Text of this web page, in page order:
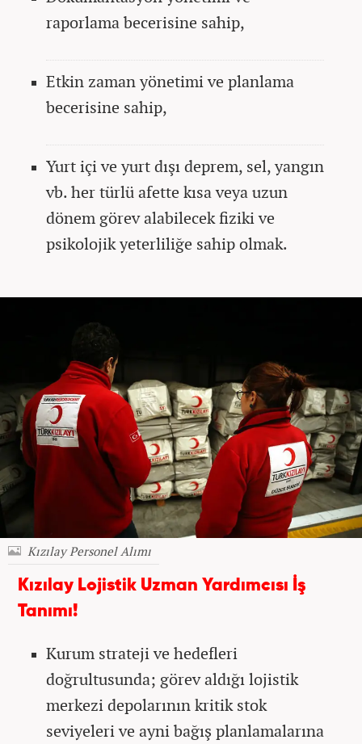
raporlama becerisine sahip,
Etkin zaman yönetimi ve planlama
becerisine sahip,
Yurt içi ve yurt dışı deprem, sel, yangın
vb. her türlü afette kısa veya uzun
dönem görev alabilecek fiziki ve
psikolojik yeterliliğe sahip olmak.
Kızılay Personel Alımı
Kızılay Lojistik Uzman Yardımcısı İş
Tanımı!
Kurum strateji ve hedefleri
doğrultusunda; görev aldığı lojistik
merkezi depolarının kritik stok
seviyeleri ve ayni bağış planlamalarına